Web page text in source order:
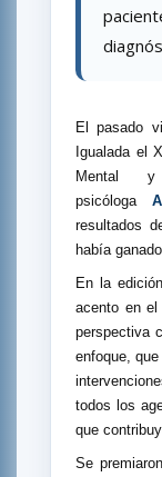
El pasado
Igualada el
Mental y
psicóloga
resultados
había
En la
acento en el
perspectiva
enfoque,
todos los
que
Se